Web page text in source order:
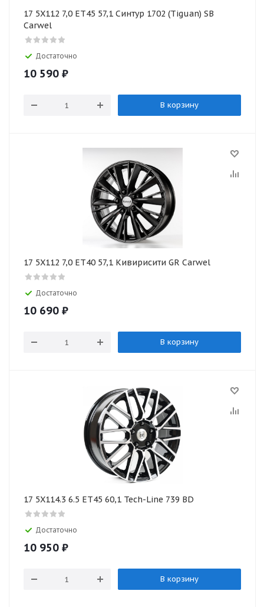
17 5X112 7,0 ET45 57,1 Синтур 1702 (Tiguan) SB
Carwel
Достаточно
10 590 ₽
В корзину
17 5X112 7,0 ET40 57,1 Кивирисити GR Carwel
Достаточно
10 690 ₽
В корзину
17 5X114.3 6.5 ET45 60,1 Tech-Line 739 BD
Достаточно
10 950 ₽
В корзину